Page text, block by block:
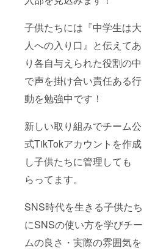
子供たちには『中学生は大
人への入り口』と伝えてあ
り各自与えられた役割の中
で声を掛け合い責任ある行
動を勉強中です！
新しい取り組みでチーム公
式TikTokアカウントを作成
し子供たちに管理しても
らってます。
SNS時代を生きる子供たち
にSNSの使い方を学びチー
ムの良さ・実際の雰囲気を